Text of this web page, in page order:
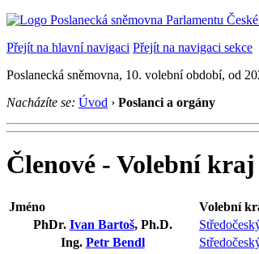
Přejít na hlavní navigaci Přejít na navigaci sekce
Poslanecká sněmovna, 10. volební období, od
Nacházíte se: Úvod › Poslanci a orgány
Členové - Volební
Jméno Volební
PhDr. Ivan Bartoš, Ph.D.
Ing. Petr Bendl